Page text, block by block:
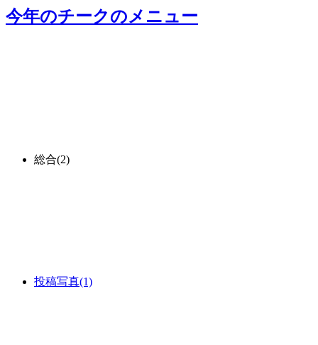
今年のチークのメニュー
総合(2)
投稿写真(1)